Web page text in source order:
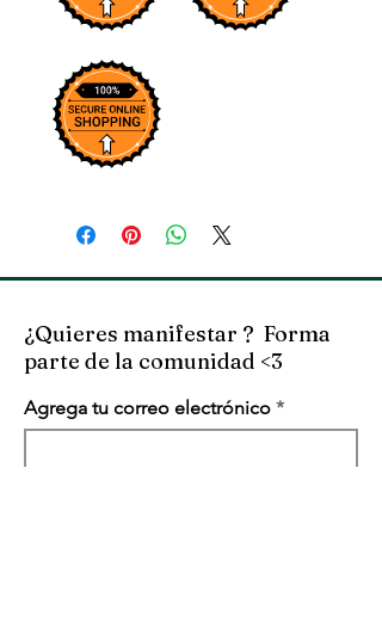
¿Quieres manifestar ? Forma
parte de la comunidad <3
Agrega tu correo electrónico